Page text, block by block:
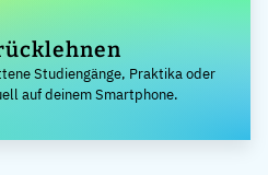
Studiengänge, Praktika oder
auf deinem Smartphone.